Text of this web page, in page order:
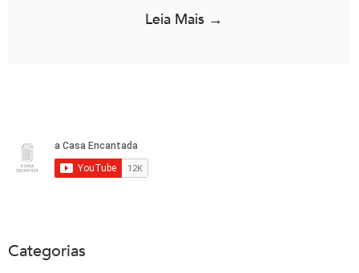
Leia Mais →
Categorias